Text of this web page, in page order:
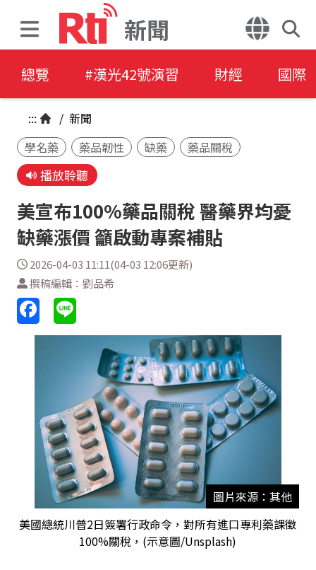
新聞
總覽 #漢光42號演習 財經 國際
::: / 新聞
學名藥
藥品韌性 缺藥 藥品關稅
播放聆聽
美宣布100%藥品關稅 醫藥界均憂
缺藥漲價 籲啟動專案補貼
2026-04-03 11:11(04-03 12:06更新)
撰稿編輯：劉品希
圖片來源：其他
美國總統川普2日簽署行政命令，對所有進口專利藥課徵
100%關稅，(示意圖/Unsplash)